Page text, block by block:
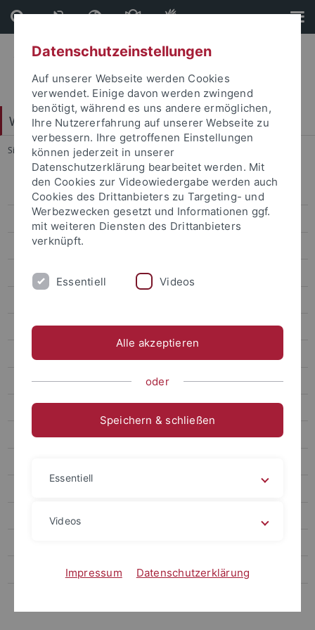
Direkt
zum
Inhalt
Direkt
zur
Fußleiste
Web-Styleguide Uni Tübingen
Sie sind hier: Startseite ... Ebene 6.1
Ebene 3.1
Ebene 4.1
Ebene 5.1
Ebene 6.1
Ebene 4.3
Ebene 4.4
Ebene 4.5
Ebene 4.6
Ebene 4.7
Alternativer Navigationstitel
Datenschutzeinstellungen
Auf unserer Webseite werden Cookies
verwendet. Einige davon werden zwingend
benötigt, während es uns andere ermöglichen,
Ihre Nutzererfahrung auf unserer Webseite zu
verbessern. Ihre getroffenen Einstellungen
können jederzeit in unserer
Datenschutzerklärung bearbeitet werden. Mit
den Cookies zur Videowiedergabe werden auch
Cookies des Drittanbieters zu Targeting- und
Werbezwecken gesetzt und Informationen ggf.
mit weiteren Diensten des Drittanbieters
verknüpft.
Essentiell Videos
Alle akzeptieren
oder
Speichern & schließen
Essentiell
Videos
Impressum Datenschutzerklärung